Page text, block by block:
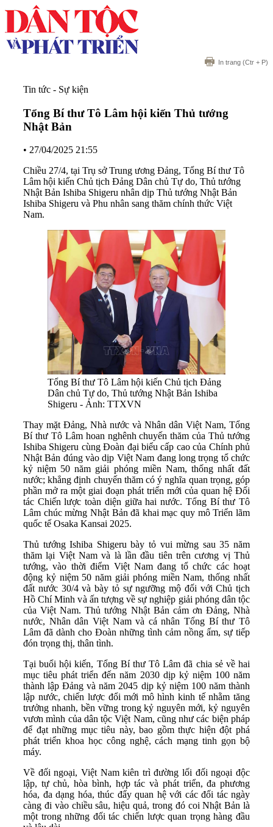
In trang (Ctr + P)
Tin tức - Sự kiện
Tổng Bí thư Tô Lâm hội kiến Thủ tướng
Nhật Bản
• 27/04/2025 21:55
Chiều 27/4, tại Trụ sở Trung ương Đảng, Tổng Bí thư Tô
Lâm hội kiến Chủ tịch Đảng Dân chủ Tự do, Thủ tướng
Nhật Bản Ishiba Shigeru nhân dịp Thủ tướng Nhật Bản
Ishiba Shigeru và Phu nhân sang thăm chính thức Việt
Nam.
Tổng Bí thư Tô Lâm hội kiến Chủ tịch Đảng
Dân chủ Tự do, Thủ tướng Nhật Bản Ishiba
Shigeru - Ảnh: TTXVN
Thay mặt Đảng, Nhà nước và Nhân dân Việt Nam, Tổng
Bí thư Tô Lâm hoan nghênh chuyến thăm của Thủ tướng
Ishiba Shigeru cùng Đoàn đại biểu cấp cao của Chính phủ
Nhật Bản đúng vào dịp Việt Nam đang long trọng tổ chức
kỷ niệm 50 năm giải phóng miền Nam, thống nhất đất
nước; khẳng định chuyến thăm có ý nghĩa quan trọng, góp
phần mở ra một giai đoạn phát triển mới của quan hệ Đối
tác Chiến lược toàn diện giữa hai nước. Tổng Bí thư Tô
Lâm chúc mừng Nhật Bản đã khai mạc quy mô Triển lãm
quốc tế Osaka Kansai 2025.
Thủ tướng Ishiba Shigeru bày tỏ vui mừng sau 35 năm
thăm lại Việt Nam và là lần đầu tiên trên cương vị Thủ
tướng, vào thời điểm Việt Nam đang tổ chức các hoạt
động kỷ niệm 50 năm giải phóng miền Nam, thống nhất
đất nước 30/4 và bày tỏ sự ngưỡng mộ đối với Chủ tịch
Hồ Chí Minh và ấn tượng về sự nghiệp giải phóng dân tộc
của Việt Nam. Thủ tướng Nhật Bản cảm ơn Đảng, Nhà
nước, Nhân dân Việt Nam và cá nhân Tổng Bí thư Tô
Lâm đã dành cho Đoàn những tình cảm nồng ấm, sự tiếp
đón trọng thị, thân tình.
Tại buổi hội kiến, Tổng Bí thư Tô Lâm đã chia sẻ về hai
mục tiêu phát triển đến năm 2030 dịp kỷ niệm 100 năm
thành lập Đảng và năm 2045 dịp kỷ niệm 100 năm thành
lập nước, chiến lược đổi mới mô hình kinh tế nhằm tăng
trưởng nhanh, bền vững trong kỷ nguyên mới, kỷ nguyên
vươn mình của dân tộc Việt Nam, cũng như các biện pháp
để đạt những mục tiêu này, bao gồm thực hiện đột phá
phát triển khoa học công nghệ, cách mạng tinh gọn bộ
máy.
Về đối ngoại, Việt Nam kiên trì đường lối đối ngoại độc
lập, tự chủ, hòa bình, hợp tác và phát triển, đa phương
hóa, đa dạng hóa, thúc đẩy quan hệ với các đối tác ngày
càng đi vào chiều sâu, hiệu quả, trong đó coi Nhật Bản là
một trong những đối tác chiến lược quan trọng hàng đầu